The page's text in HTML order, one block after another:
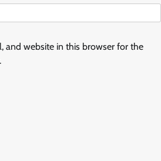
and website in this browser for the